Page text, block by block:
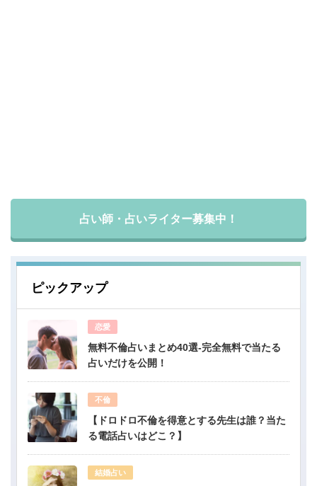
占い師・占いライター募集中！
ピックアップ
恋愛
無料不倫占いまとめ40選-完全無料で当たる
占いだけを公開！
不倫
【ドロドロ不倫を得意とする先生は誰？当た
る電話占いはどこ？】
結婚占い